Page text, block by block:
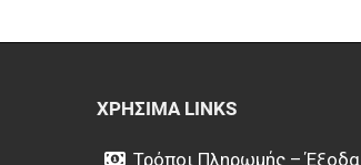
ΧΡΉΣΙΜΑ LINKS
Τρόποι Πληρωμής – Έξοδα